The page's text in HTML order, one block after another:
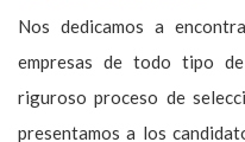
Nos dedicamos a
empresas de todo tipo
riguroso proceso de
presentamos a los